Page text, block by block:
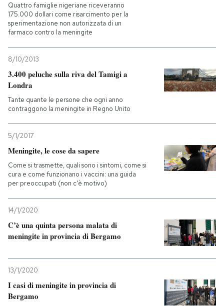
AREA PERSONALE
Entra
Quattro famiglie nigeriane riceveranno
175.000 dollari come risarcimento per la
sperimentazione non autorizzata di un
farmaco contro la meningite
8/10/2013
3.400 peluche sulla riva del Tamigi a
Londra
Tante quante le persone che ogni anno
contraggono la meningite in Regno Unito
5/1/2017
Meningite, le cose da sapere
Come si trasmette, quali sono i sintomi, come si
cura e come funzionano i vaccini: una guida
per preoccupati (non c'è motivo)
14/1/2020
C’è una quinta persona malata di
meningite in provincia di Bergamo
13/1/2020
I casi di meningite in provincia di
Bergamo